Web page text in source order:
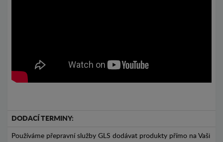
DODACÍ TERMINY:
Používáme přepravní služby GLS dodávat produkty přímo na Vaši